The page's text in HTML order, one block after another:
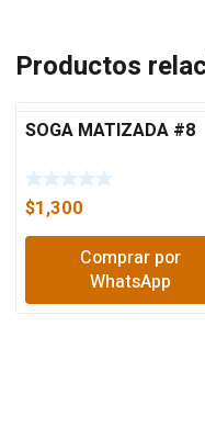
Productos
SOGA MATIZADA #8
$1,300
Comprar por
WhatsApp